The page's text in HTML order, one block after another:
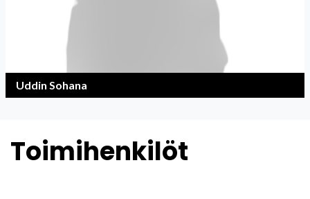
Uddin Sohana
Toimihenkilöt